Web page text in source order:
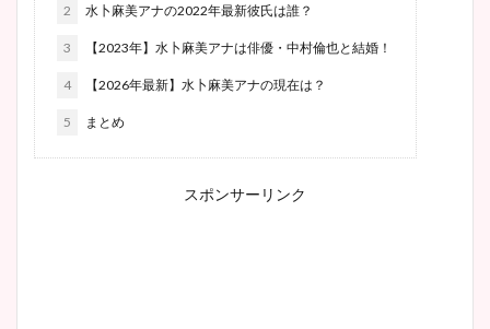
2 水卜麻美アナの2022年最新彼氏は誰？
3 【2023年】水卜麻美アナは俳優・中村倫也と結婚！
4 【2026年最新】水卜麻美アナの現在は？
5 まとめ
スポンサーリンク